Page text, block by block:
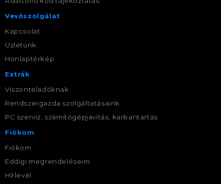
Vevőszolgálat
Kapcsolat
Üzletünk
Honlaptérkép
Extrák
Viszonteladóknak
Rendszergazda szolgáltatásaink
PC szerviz, számítógépjavítás, karbantartás
Fiókom
Fiókom
Eddigi megrendeléseim
Hírlevél